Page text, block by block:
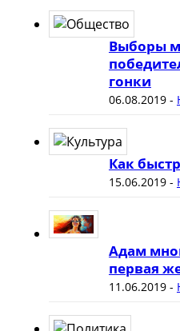
Выборы
гонки
06.08.2019-
Как
15.06.2019-
Адам
первая
11.06.2019-